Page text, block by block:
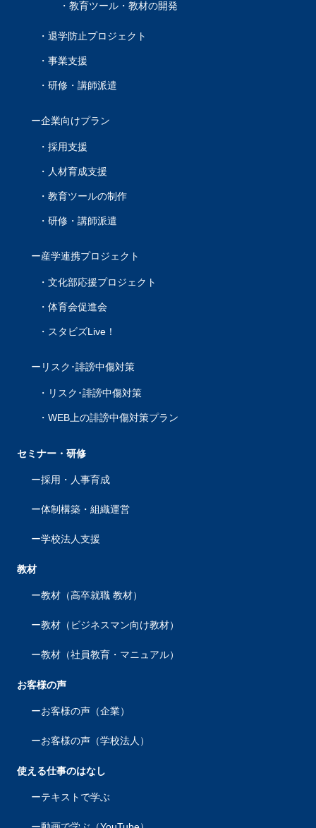
教育ツール・教材の開発
退学防止プロジェクト
事業支援
研修・講師派遣
企業向けプラン
採用支援
人材育成支援
教育ツールの制作
研修・講師派遣
産学連携プロジェクト
文化部応援プロジェクト
体育会促進会
スタビズLive！
リスク･誹謗中傷対策
リスク･誹謗中傷対策
WEB上の誹謗中傷対策プラン
セミナー・研修
採用・人事育成
体制構築・組織運営
学校法人支援
教材
教材（高卒就職 教材）
教材（ビジネスマン向け教材）
教材（社員教育・マニュアル）
お客様の声
お客様の声（企業）
お客様の声（学校法人）
使える仕事のはなし
テキストで学ぶ